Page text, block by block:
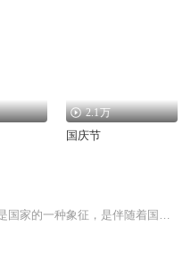
2.1万
国庆节